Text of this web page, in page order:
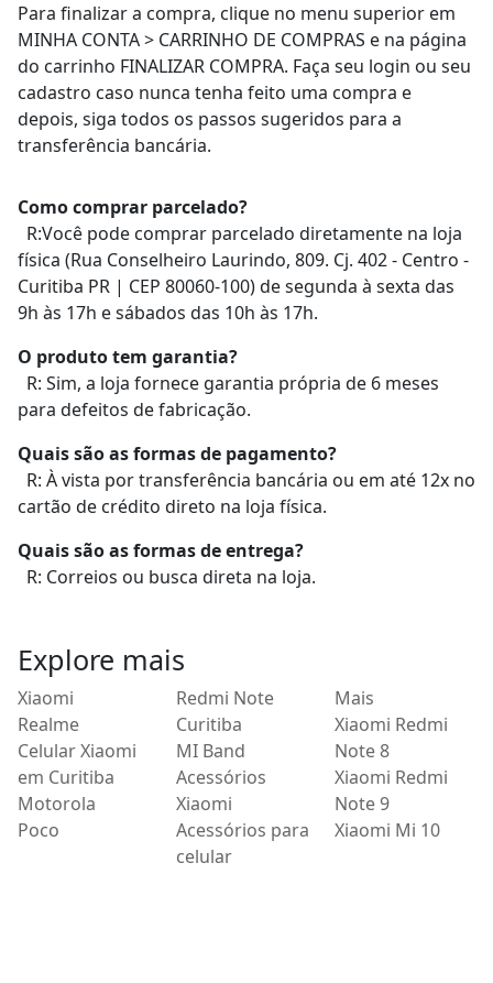
Para finalizar a compra, clique no menu superior em
MINHA CONTA > CARRINHO DE COMPRAS e na página
do carrinho FINALIZAR COMPRA. Faça seu login ou seu
cadastro caso nunca tenha feito uma compra e
depois, siga todos os passos sugeridos para a
transferência bancária.
Como comprar parcelado?
R:Você pode comprar parcelado diretamente na loja
física (Rua Conselheiro Laurindo, 809. Cj. 402 - Centro -
Curitiba PR | CEP 80060-100) de segunda à sexta das
9h às 17h e sábados das 10h às 17h.
O produto tem garantia?
R: Sim, a loja fornece garantia própria de 6 meses
para defeitos de fabricação.
Quais são as formas de pagamento?
R: À vista por transferência bancária ou em até 12x no
cartão de crédito direto na loja física.
Quais são as formas de entrega?
R: Correios ou busca direta na loja.
Explore mais
Xiaomi
Realme
Celular Xiaomi
em Curitiba
Motorola
Poco
Redmi Note
Curitiba
MI Band
Acessórios
Xiaomi
Acessórios para
celular
Mais
Xiaomi Redmi
Note 8
Xiaomi Redmi
Note 9
Xiaomi Mi 10